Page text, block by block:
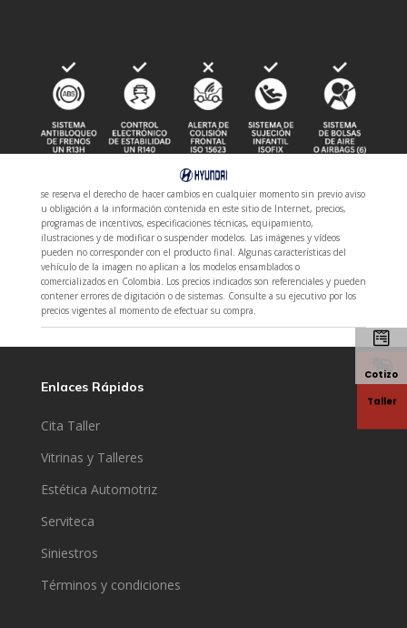
se reserva el derecho de hacer cambios en cualquier momento sin previo aviso
u obligación a la información contenida en este sitio de Internet, precios,
programas de incentivos, especificaciones técnicas, equipamiento,
ilustraciones y de modificar o suspender modelos. Las imágenes y vídeos
pueden no corresponder con el producto final. Algunas características del
vehículo de la imagen no aplican a los modelos ensamblados o
comercializados en Colombia. Los precios indicados son referenciales y pueden
contener errores de digitación o de sistemas. Consulte a su ejecutivo por los
precios vigentes al momento de efectuar su compra.
Taller

Cotizo
Enlaces Rápidos
Cita Taller
Vitrinas y Talleres
Estética Automotriz
Serviteca
Siniestros
Términos y condiciones